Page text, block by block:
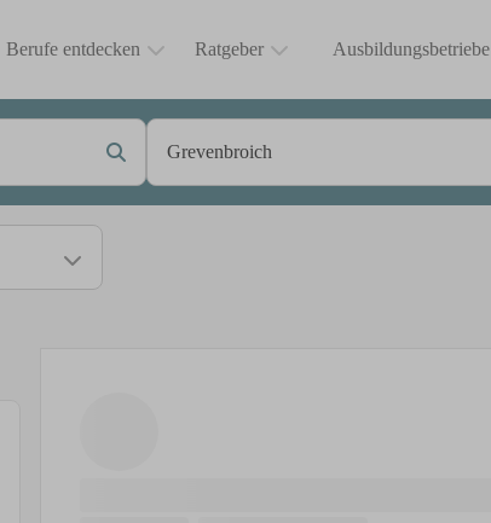
Berufe entdecken Ratgeber Ausbildungsbetriebe